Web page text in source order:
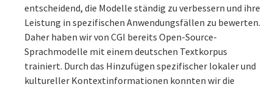
entscheidend, die Modelle ständig zu verbessern und ihre
Leistung in spezifischen Anwendungsfällen zu bewerten.
Daher haben wir von CGI bereits Open-Source-
Sprachmodelle mit einem deutschen Textkorpus
trainiert. Durch das Hinzufügen spezifischer lokaler und
kultureller Kontextinformationen konnten wir die